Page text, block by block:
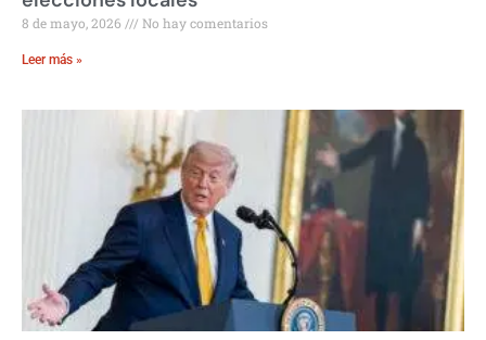
8 de mayo, 2026 No hay comentarios
Leer más »